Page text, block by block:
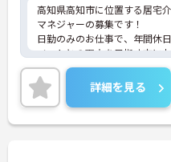
高知県高知市に位置する居宅
マネジャーの募集です！
日勤のみのお仕事で、年間休
ベートとの両立を目指す方に
無料駐車場もある為マイカー
経験のない方でもチャレンジ
ー体制もあり、経験に関わら
きます。
こちらの求人にご興味がござ
詳細を見る